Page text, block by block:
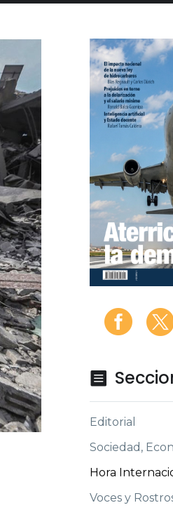

Editorial
Sociedad,
Hora
Voces y